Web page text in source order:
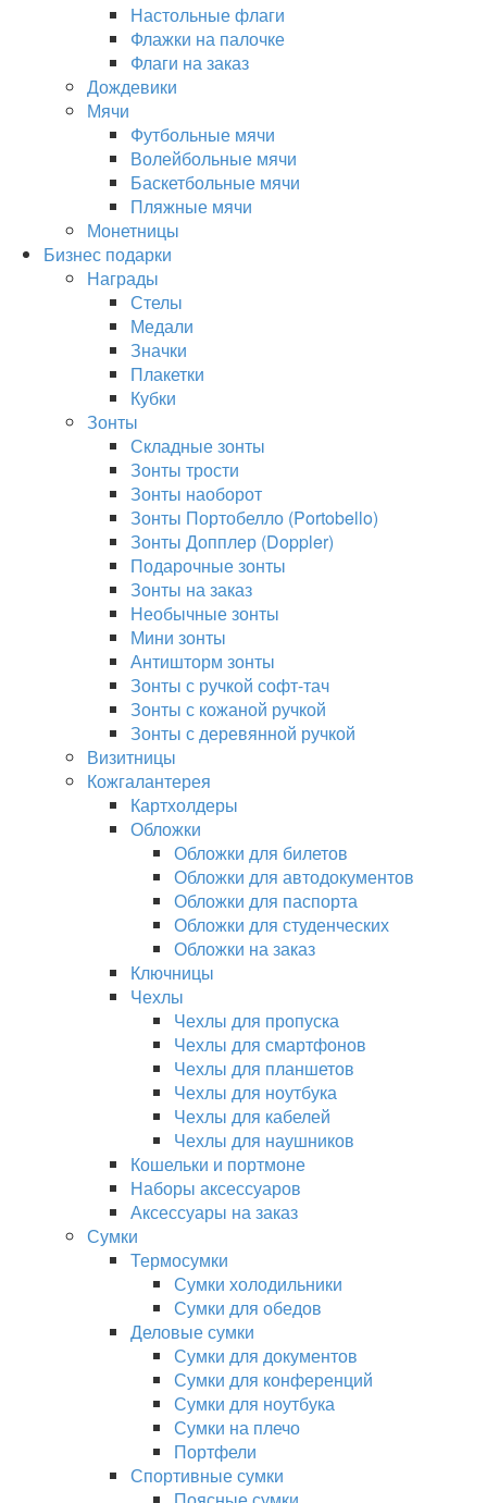
Настольные флаги
Флажки на палочке
Флаги на заказ
Дождевики
Мячи
Футбольные мячи
Волейбольные мячи
Баскетбольные мячи
Пляжные мячи
Монетницы
Бизнес подарки
Награды
Стелы
Медали
Значки
Плакетки
Кубки
Зонты
Складные зонты
Зонты трости
Зонты наоборот
Зонты Портобелло (Portobello)
Зонты Допплер (Doppler)
Подарочные зонты
Зонты на заказ
Необычные зонты
Мини зонты
Антишторм зонты
Зонты с ручкой софт-тач
Зонты с кожаной ручкой
Зонты с деревянной ручкой
Визитницы
Кожгалантерея
Картхолдеры
Обложки
Обложки для билетов
Обложки для автодокументов
Обложки для паспорта
Обложки для студенческих
Обложки на заказ
Ключницы
Чехлы
Чехлы для пропуска
Чехлы для смартфонов
Чехлы для планшетов
Чехлы для ноутбука
Чехлы для кабелей
Чехлы для наушников
Кошельки и портмоне
Наборы аксессуаров
Аксессуары на заказ
Сумки
Термосумки
Сумки холодильники
Сумки для обедов
Деловые сумки
Сумки для документов
Сумки для конференций
Сумки для ноутбука
Сумки на плечо
Портфели
Спортивные сумки